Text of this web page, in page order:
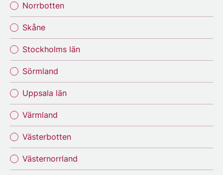
Norrbotten
Skåne
Stockholms län
Sörmland
Uppsala län
Värmland
Västerbotten
Västernorrland